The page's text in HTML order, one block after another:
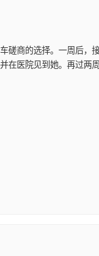
磋商的选择。一周后，
在医院见到她。再过两